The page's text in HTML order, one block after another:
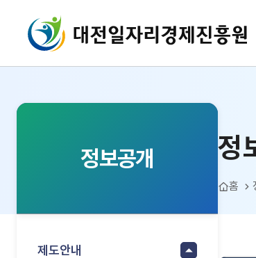
대전일자리경제진흥원
정보공개
제도안내
정
홈